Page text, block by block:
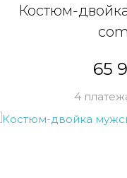
Костюм-
65
4